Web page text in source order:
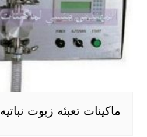
ماكينات تعبئه زيوت نباتيه